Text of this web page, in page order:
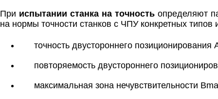
При испытании станка на точность определяют
на нормы точности станков с ЧПУ конкретных
точность двустороннего позиционирования
повторяемость двустороннего
максимальная зона нечувствительности